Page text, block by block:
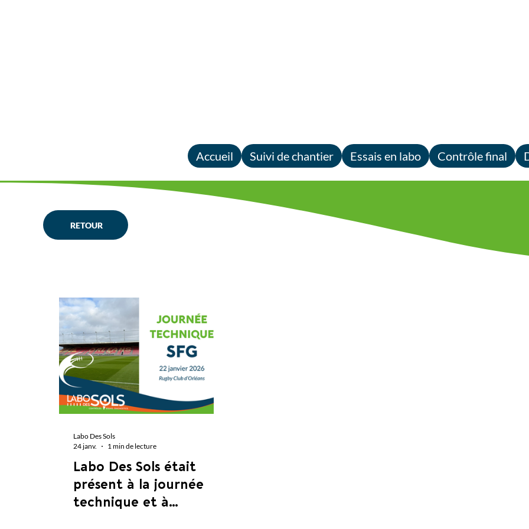
Accueil Suivi de chantier Essais en labo Contrôle final
Labo Des Sols était
présent à la journée
technique et à
Labo Des Sols
24 janv.
1 min de lecture
RETOUR